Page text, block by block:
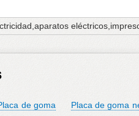
de goma
Placa de goma